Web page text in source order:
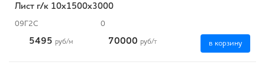
Лист г/к 10х1500х3000
09Г2С 0
5495 руб/м 70000 руб/т в корзину